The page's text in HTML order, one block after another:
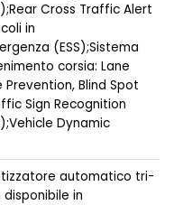
Cross Traffic Alert
in
(ESS);Sistema
corsia: Lane
Blind Spot
Sign Recognition
Dynamic
automatico tri-
in